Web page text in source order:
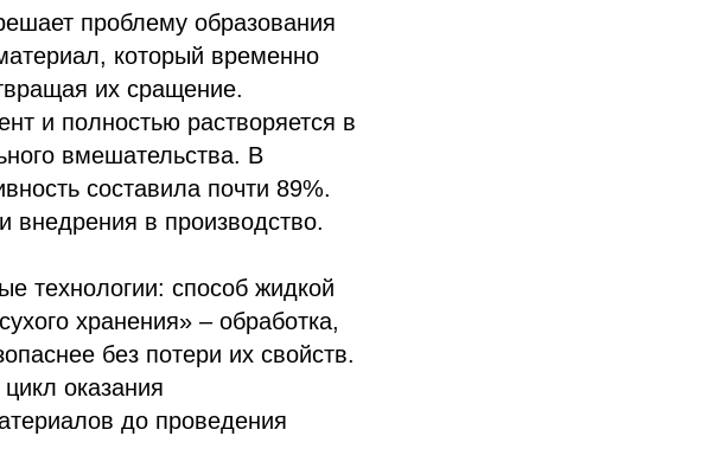
проблему образования
который временно
их сращение.
и полностью растворяется в
вмешательства. В
составила почти 89%.
внедрения в производство.
технологии: способ жидкой
хранения» – обработка,
без потери их свойств.
оказания
до проведения